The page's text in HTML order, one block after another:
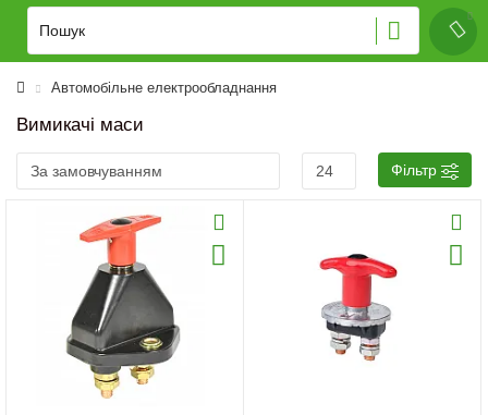
Автомобільне електрообладнання
Вимикачі маси
Фільтр